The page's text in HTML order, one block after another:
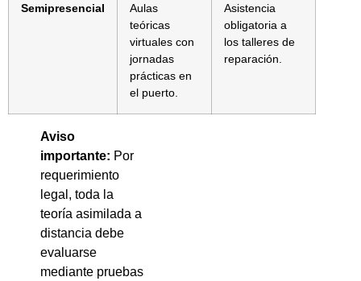
Semipresencial
Aulas
teóricas
virtuales con
jornadas
prácticas en
el puerto.
Asistencia
obligatoria a
los talleres de
reparación.
Aviso
importante: Por
requerimiento
legal, toda la
teoría asimilada a
distancia debe
evaluarse
mediante pruebas